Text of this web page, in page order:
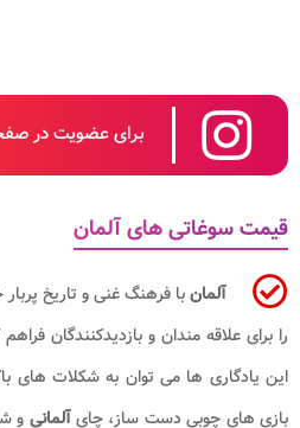
برای عضویت در
قیمت سوغاتی های آلمان
آلمانبا فرهنگ غنی و تاریخ
را برای علاقه مندان و بازدیدکنندگان
این یادگاری ها می توان به شکلات های
بازی های چوبی دست ساز، چایآلمانی و